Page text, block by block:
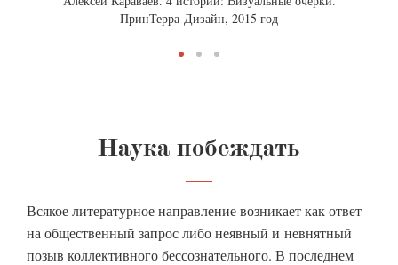
ПринТерра-Дизайн, 2015 год
Наука побеждать
Всякое литературное направление возникает как ответ
на общественный запрос либо неявный и невнятный
позыв коллективного бессознательного. В последнем